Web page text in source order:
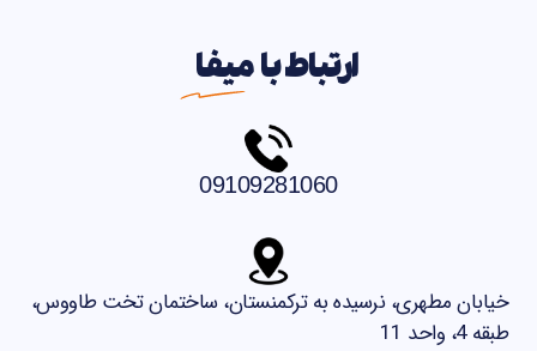
ارتباط بامیفا
09109281060
خیابان مطهری، نرسیده به ترکمنستان، ساختمان تخت طاووس،
طبقه 4، واحد 11